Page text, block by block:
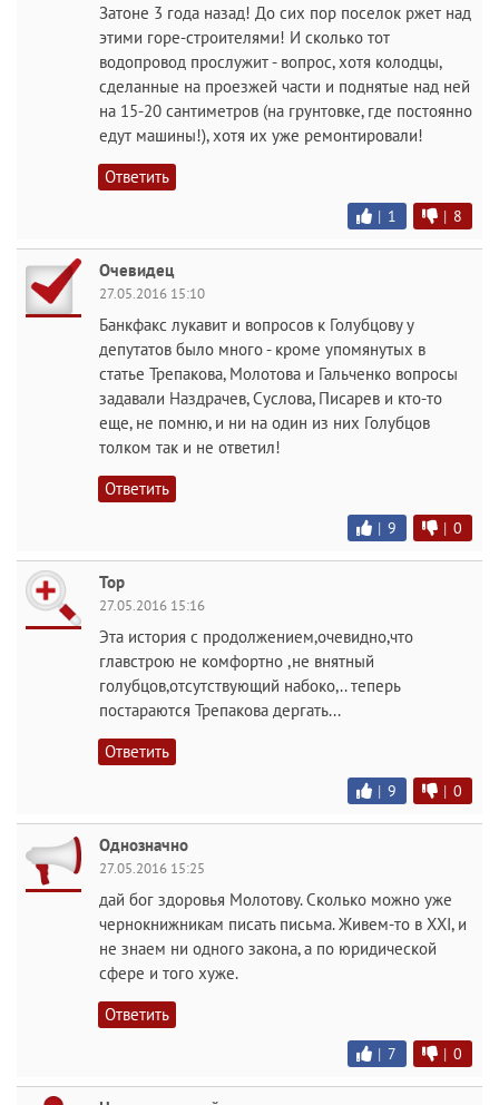
Затоне 3 года назад! До сих пор поселок ржет над
этими горе-строителями! И сколько тот
водопровод прослужит - вопрос, хотя колодцы,
сделанные на проезжей части и поднятые над ней
на 15-20 сантиметров (на грунтовке, где постоянно
едут машины!), хотя их уже ремонтировали!
Ответить
| 1 | 8
Очевидец
27.05.2016 15:10
Банкфакс лукавит и вопросов к Голубцову у
депутатов было много - кроме упомянутых в
статье Трепакова, Молотова и Гальченко вопросы
задавали Наздрачев, Суслова, Писарев и кто-то
еще, не помню, и ни на один из них Голубцов
толком так и не ответил!
Ответить
| 9 | 0
Тор
27.05.2016 15:16
Эта история с продолжением,очевидно,что
главстрою не комфортно ,не внятный
голубцов,отсутствующий набоко,.. теперь
постараются Трепакова дергать...
Ответить
| 9 | 0
Однозначно
27.05.2016 15:25
дай бог здоровья Молотову. Сколько можно уже
чернокнижникам писать письма. Живем-то в XXI, и
не знаем ни одного закона, а по юридической
сфере и того хуже.
Ответить
| 7 | 0